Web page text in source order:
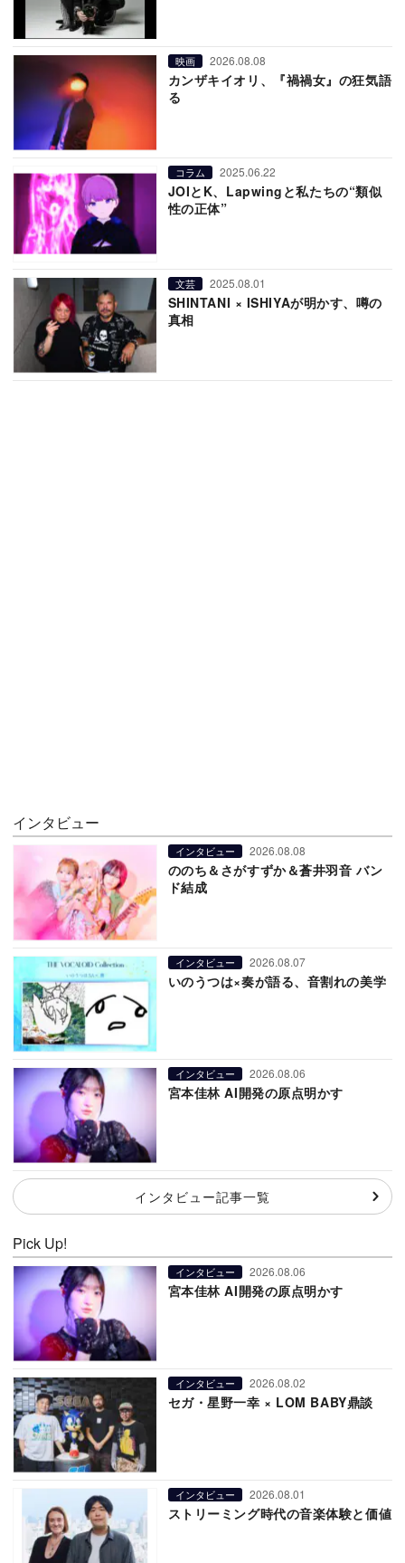
映画 2026.08.08
カンザキイオリ、『禍禍女』の狂気語
る
コラム 2025.06.22
JOIとK、Lapwingと私たちの“類似
性の正体”
文芸 2025.08.01
SHINTANI × ISHIYAが明かす、噂の
真相
インタビュー
インタビュー 2026.08.08
ののち＆さがすずか＆蒼井羽音 バン
ド結成
インタビュー 2026.08.07
いのうつは×奏が語る、音割れの美学
インタビュー 2026.08.06
宮本佳林 AI開発の原点明かす
インタビュー記事一覧
Pick Up!
インタビュー 2026.08.06
宮本佳林 AI開発の原点明かす
インタビュー 2026.08.02
セガ・星野一幸 × LOM BABY鼎談
インタビュー 2026.08.01
ストリーミング時代の音楽体験と価値